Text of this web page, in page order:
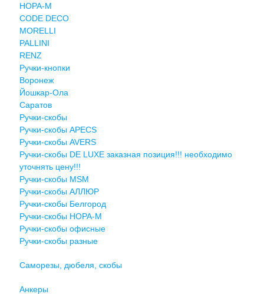
НОРА-М
CODE DECO
MORELLI
PALLINI
RENZ
Ручки-кнопки
Воронеж
Йошкар-Ола
Саратов
Ручки-скобы
Ручки-скобы APECS
Ручки-скобы AVERS
Ручки-скобы DE LUXE заказная позиция!!! необходимо
уточнять цену!!!
Ручки-скобы MSM
Ручки-скобы АЛЛЮР
Ручки-скобы Белгород
Ручки-скобы НОРА-М
Ручки-скобы офисные
Ручки-скобы разные
Саморезы, дюбеля, скобы
Анкеры